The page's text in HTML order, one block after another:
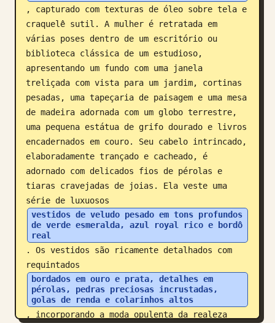
Atualizações
, capturado com texturas de óleo sobre tela e
craquelê sutil. A mulher é retratada em
várias poses dentro de um escritório ou
biblioteca clássica de um estudioso,
apresentando um fundo com uma janela
treliçada com vista para um jardim, cortinas
pesadas, uma tapeçaria de paisagem e uma mesa
de madeira adornada com um globo terrestre,
uma pequena estátua de grifo dourado e livros
encadernados em couro. Seu cabelo intrincado,
elaboradamente trançado e cacheado, é
adornado com delicados fios de pérolas e
tiaras cravejadas de joias. Ela veste uma
série de luxuosos
vestidos de veludo pesado em tons profundos
de verde esmeralda, azul royal rico e bordô
real
. Os vestidos são ricamente detalhados com
requintados
bordados em ouro e prata, detalhes em
pérolas, pedras preciosas incrustadas,
golas de renda e colarinhos altos
, incorporando a moda opulenta da realeza